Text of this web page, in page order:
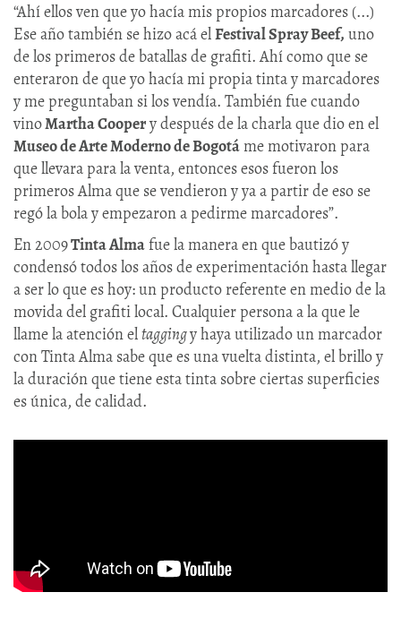
“Ahí ellos ven que yo hacía mis propios marcadores (...)
Ese año también se hizo acá elFestival Spray Beef, uno
de los primeros de batallas de grafiti. Ahí como que se
enteraron de que yo hacía mi propia tinta y marcadores
y me preguntaban si los vendía. También fue cuando
vinoMartha Coopery después de la charla que dio en el
Museo de Arte Moderno de Bogotáme motivaron para
que llevara para la venta, entonces esos fueron los
primeros Alma que se vendieron y ya a partir de eso se
regó la bola y empezaron a pedirme marcadores”.
En 2009Tinta Almafue la manera en que bautizó y
condensó todos los años de experimentación hasta llegar
a ser lo que es hoy: un producto referente en medio de la
movida del grafiti local. Cualquier persona a la que le
llame la atención eltaggingy haya utilizado un marcador
con Tinta Alma sabe que es una vuelta distinta, el brillo y
la duración que tiene esta tinta sobre ciertas superficies
es única, de calidad.